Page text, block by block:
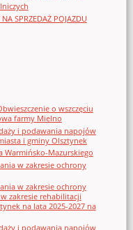
SPRZEDAŻ POJAZDU
o wszczęciu
farmy Mielno
i podawania napojów
i gminy Olsztynek
Warmińsko-Mazurskiego
w zakresie ochrony
w zakresie ochrony
zakresie rehabilitacji
na lata 2025-2027 na
i podawania napojów